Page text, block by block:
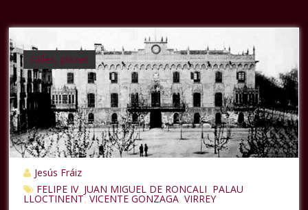
calles, plazas
Jesús Fráiz
FELIPE IV, JUAN MIGUEL DE RONCALI PALAU
LLOCTINENT ,VICENTE GONZAGA ,VIRREY